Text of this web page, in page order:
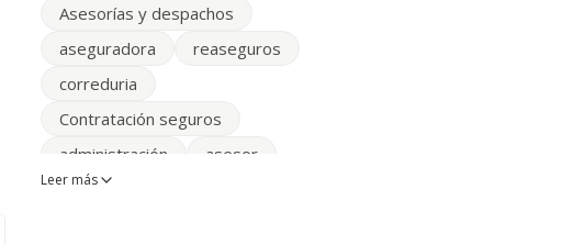
Asesorías y despachos
aseguradora
reaseguros
correduria
Contratación seguros
administración
asesor
financieras
Leer más